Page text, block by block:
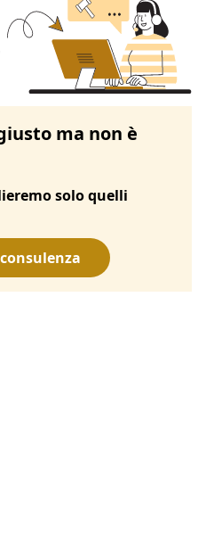
ma non è
solo quelli